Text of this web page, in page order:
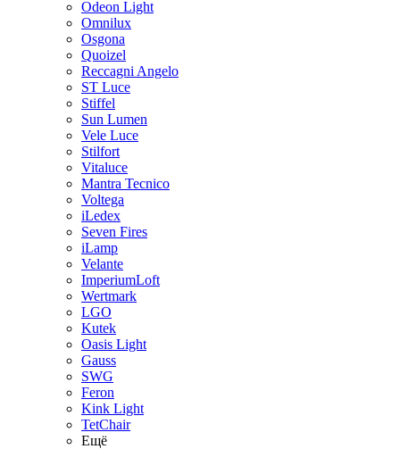
Odeon Light
Omnilux
Osgona
Quoizel
Reccagni Angelo
ST Luce
Stiffel
Sun Lumen
Vele Luce
Stilfort
Vitaluce
Mantra Tecnico
Voltega
iLedex
Seven Fires
iLamp
Velante
ImperiumLoft
Wertmark
LGO
Kutek
Oasis Light
Gauss
SWG
Feron
Kink Light
TetСhair
Ещё